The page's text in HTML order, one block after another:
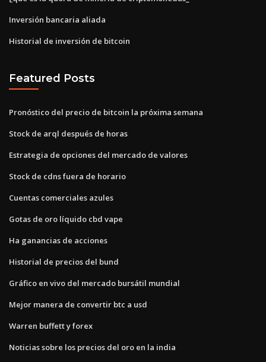
Inversión bancaria aliada
Historial de inversión de bitcoin
Featured Posts
Pronóstico del precio de bitcoin la próxima semana
Stock de arql después de horas
Estrategia de opciones del mercado de valores
Stock de cdns fuera de horario
Cuentas comerciales azules
Gotas de oro líquido cbd vape
Ha ganancias de acciones
Historial de precios del bund
Gráfico en vivo del mercado bursátil mundial
Mejor manera de convertir btc a usd
Warren buffett y forex
Noticias sobre los precios del oro en la india